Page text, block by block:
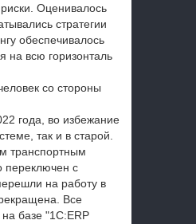
Оценивалось
стратегии
обеспечивалось
на всю горизонталь
со стороны
года, во избежание
так и в старой.
транспортным
переключен с
на работу в
Все
базе "1С:ERP